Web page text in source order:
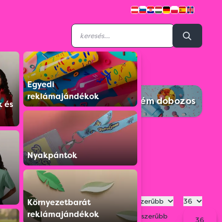
és
Egyedi
reklámajándékok
Nyakpántok
Környezetbarát
reklámajándékok
Csokoládé Fém dobozos
Legnépszerűbb
Legnépszerűbb
36
36